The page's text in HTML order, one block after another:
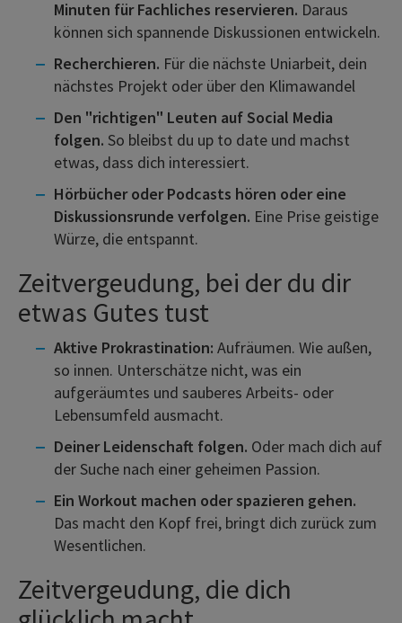
Minuten für Fachliches reservieren. Daraus
können sich spannende Diskussionen entwickeln.
Recherchieren. Für die nächste Uniarbeit, dein
nächstes Projekt oder über den Klimawandel
Den "richtigen" Leuten auf Social Media
folgen. So bleibst du up to date und machst
etwas, dass dich interessiert.
Hörbücher oder Podcasts hören oder eine
Diskussionsrunde verfolgen. Eine Prise geistige
Würze, die entspannt.
Zeitvergeudung, bei der du dir
etwas Gutes tust
Aktive Prokrastination: Aufräumen. Wie außen,
so innen. Unterschätze nicht, was ein
aufgeräumtes und sauberes Arbeits- oder
Lebensumfeld ausmacht.
Deiner Leidenschaft folgen. Oder mach dich auf
der Suche nach einer geheimen Passion.
Ein Workout machen oder spazieren gehen.
Das macht den Kopf frei, bringt dich zurück zum
Wesentlichen.
Zeitvergeudung, die dich